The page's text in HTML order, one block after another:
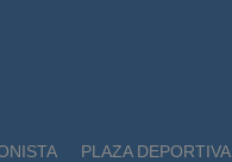
PLAZA DEPORTIVA